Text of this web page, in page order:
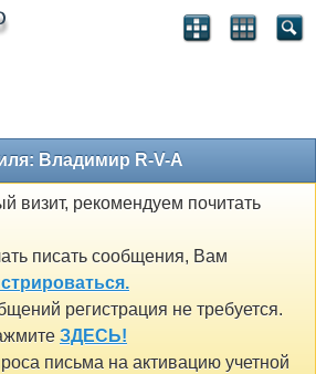
Владимир R-V-A
визит, рекомендуем почитать
писать сообщения, Вам
регистрация не требуется.
ЗДЕСЬ!
письма на активацию учетной